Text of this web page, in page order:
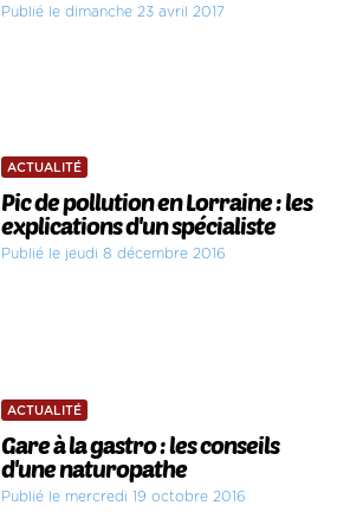
Publié le dimanche 23 avril 2017
ACTUALITÉ
Pic de pollution en Lorraine : les
explications d'un spécialiste
Publié le jeudi 8 décembre 2016
ACTUALITÉ
Gare à la gastro : les conseils
d'une naturopathe
Publié le mercredi 19 octobre 2016